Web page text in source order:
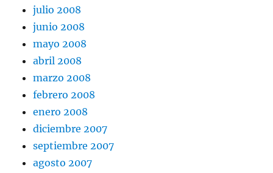
julio 2008
junio 2008
mayo 2008
abril 2008
marzo 2008
febrero 2008
enero 2008
diciembre 2007
septiembre 2007
agosto 2007